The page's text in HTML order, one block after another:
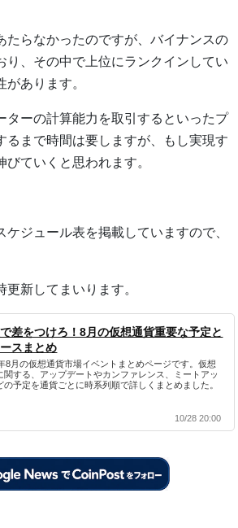
たらなかったのですが、バイナンスの
り、その中で上位にランクインしてい
があります。
ターの計算能力を取引するといったプ
るまで時間は要しますが、もし実現す
ていくと思われます。
ケジュール表を掲載していますので、
新してまいります。
差をつけろ！8月の仮想通貨重要な予定と
スまとめ
8月の仮想通貨市場イベントまとめページです。仮想
関する、アップデートやカンファレンス、ミートアッ
の予定を通貨ごとに時系列順で詳しくまとめました。
10/28 20:00